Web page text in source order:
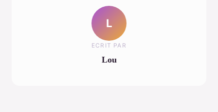
L
ECRIT PAR
Lou